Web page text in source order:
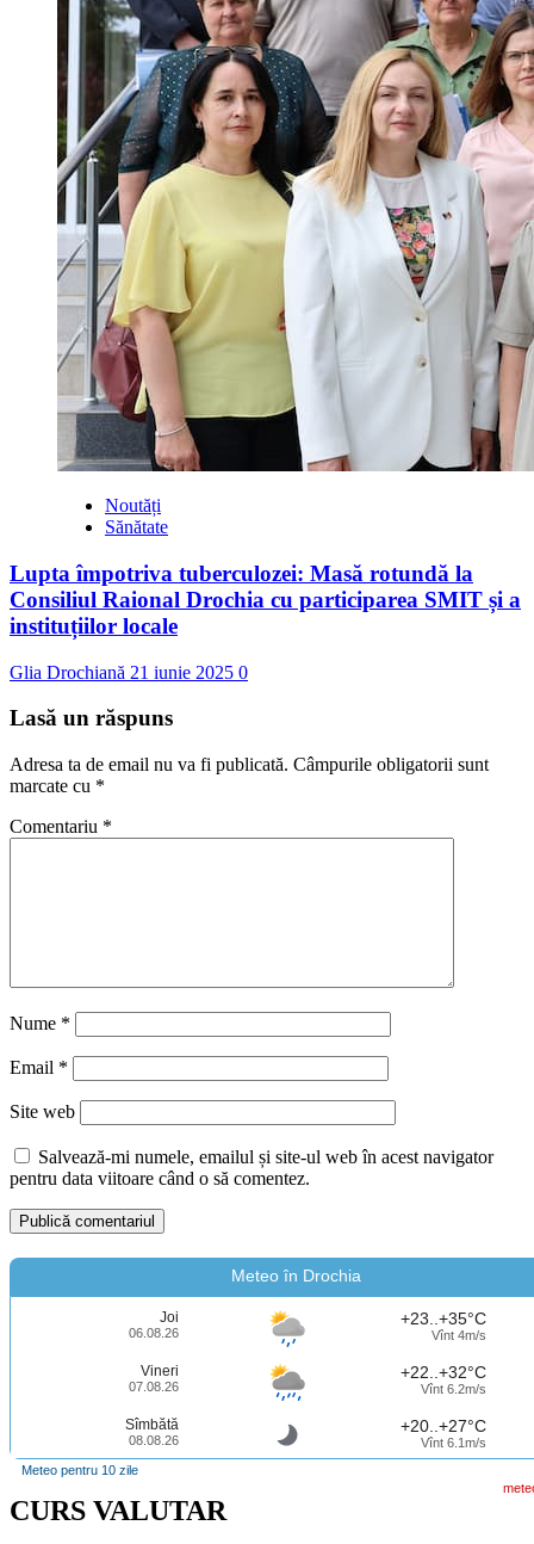
Noutăți
Sănătate
Lupta împotriva tuberculozei: Masă rotundă la
Consiliul Raional Drochia cu participarea SMIT și a
instituțiilor locale
Glia Drochiană 21 iunie 2025 0
Lasă un răspuns
Adresa ta de email nu va fi publicată. Câmpurile obligatorii sunt
marcate cu *
Comentariu *
Nume *
Email *
Site web
Salvează-mi numele, emailul și site-ul web în acest navigator
pentru data viitoare când o să comentez.
Meteo în Drochia
Joi
06.08.26
+23..+35°C
Vînt 4m/s
Vineri
07.08.26
+22..+32°C
Vînt 6.2m/s
Sîmbătă
08.08.26
+20..+27°C
Vînt 6.1m/s
Meteo pentru 10 zile
CURS VALUTAR